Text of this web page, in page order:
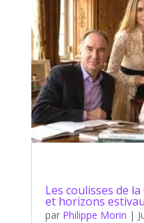
Les coulisses de
et horizons
par Philippe Morin |